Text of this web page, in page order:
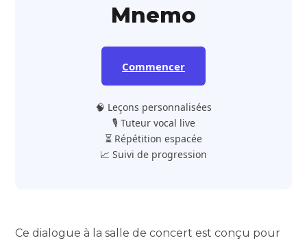
Mnemo
Commencer
🧠 Leçons personnalisées
🎙️ Tuteur vocal live
⏳ Répétition espacée
📈 Suivi de progression
Ce dialogue à la salle de concert est conçu pour